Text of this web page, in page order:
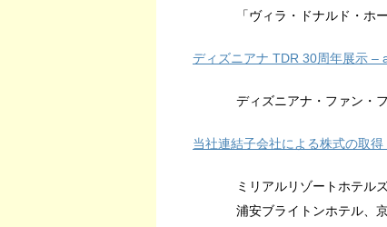
「ヴィラ・ドナルド・ホ
ディズニアナ TDR 30周年展示 –
ディズニアナ・ファン・
当社連結子会社による株式の取
ミリアルリゾートホテル
浦安ブライトンホテル、